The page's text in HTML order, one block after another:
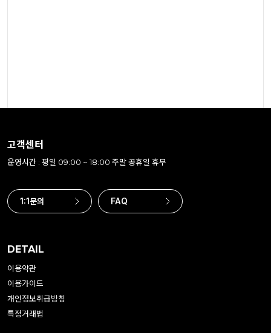
고객센터
운영시간 : 평일 09:00 ~ 18:00 주말 공휴일 휴무
1:1문의 FAQ
DETAIL
이용약관
이용가이드
개인정보취급방침
특정거래법